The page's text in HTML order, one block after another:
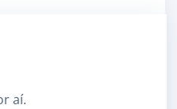
aí.